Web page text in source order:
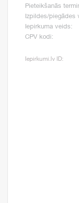
Pieteikšanās
Izpildes/piegādes
Iepirkuma veids:
CPV kodi:
Iepirkumi.lv ID: